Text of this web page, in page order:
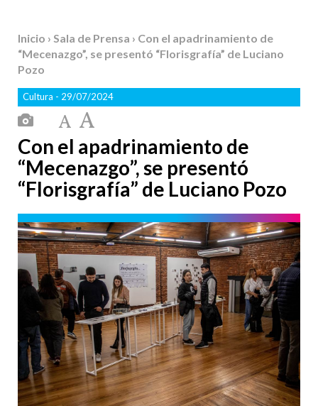
Inicio › Sala de Prensa › Con el apadrinamiento de
“Mecenazgo”, se presentó “Florisgrafía” de Luciano
Pozo
Cultura - 29/07/2024
Con el apadrinamiento de
“Mecenazgo”, se presentó
“Florisgrafía” de Luciano Pozo